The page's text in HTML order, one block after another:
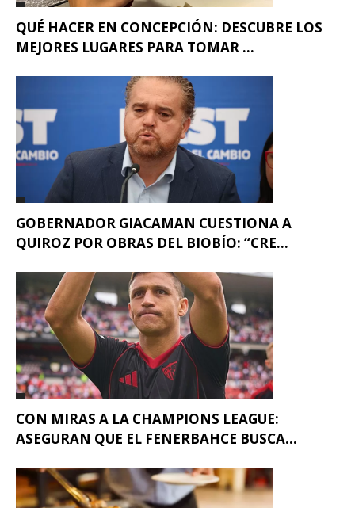
QUÉ HACER EN CONCEPCIÓN: DESCUBRE LOS
MEJORES LUGARES PARA TOMAR ...
GOBERNADOR GIACAMAN CUESTIONA A
QUIROZ POR OBRAS DEL BIOBÍO: “CRE...
CON MIRAS A LA CHAMPIONS LEAGUE:
ASEGURAN QUE EL FENERBAHCE BUSCA...